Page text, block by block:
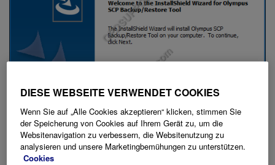
DIESE WEBSEITE VERWENDET COOKIES
Wenn Sie auf „Alle Cookies akzeptieren“ klicken, stimmen Sie
der Speicherung von Cookies auf Ihrem Gerät zu, um die
Websitenavigation zu verbessern, die Websitenutzung zu
analysieren und unsere Marketingbemühungen zu unterstützen.
Cookies